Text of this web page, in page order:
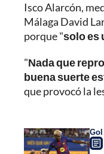
Isco Alarcón,
Málaga David
porque "solo es
"Nada que
buena suerte
que provocó la
Gol